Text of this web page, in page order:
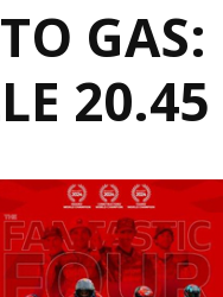
GAS:
20.45